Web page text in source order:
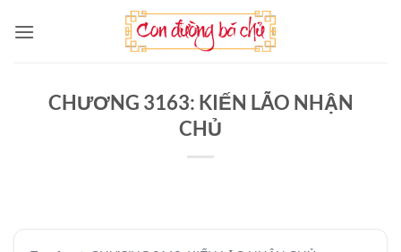
qua
CHƯƠNG 3163: KIẾN LÃO NHẬN
CHỦ